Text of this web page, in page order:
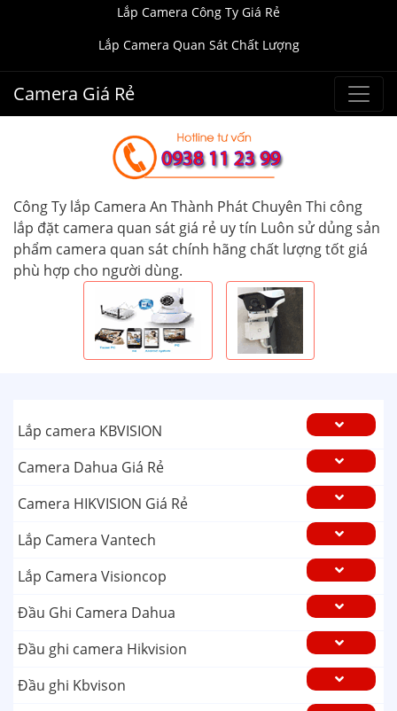
Lắp Camera Công Ty Giá Rẻ
Lắp Camera Quan Sát Chất Lượng
Camera Giá Rẻ
Công Ty lắp Camera An Thành Phát Chuyên Thi công
lắp đặt camera quan sát giá rẻ uy tín Luôn sử dủng sản
phẩm camera quan sát chính hãng chất lượng tốt giá
phù hợp cho người dùng.
Lắp camera KBVISION
Camera Dahua Giá Rẻ
Camera HIKVISION Giá Rẻ
Lắp Camera Vantech
Lắp Camera Visioncop
Đầu Ghi Camera Dahua
Đầu ghi camera Hikvision
Đầu ghi Kbvison